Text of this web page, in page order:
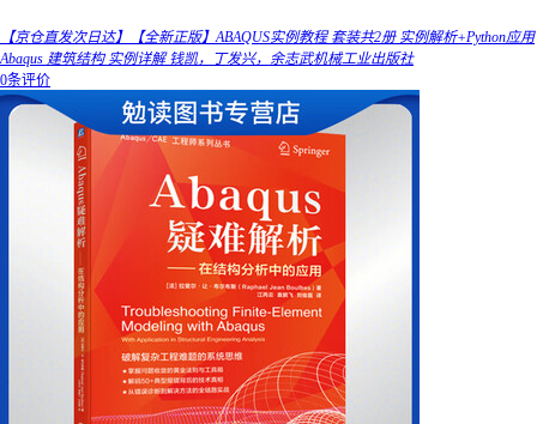
【京仓直发次日达】【全新正版】ABAQUS实例教程 套装共2册 实例解析+Python应用
Abaqus 建筑结构 实例详解 钱凯，丁发兴，余志武机械工业出版社
0条评价